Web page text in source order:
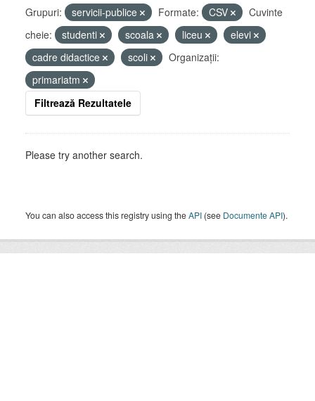
Grupuri: servicii-publice Formate: CSV
Cuvinte
cheie:
studenti scoala liceu
elevi
cadre didactice
scoli
Organizații:
primariatm
Filtrează Rezultatele
Please try another search.
You can also access this registry using theAPI (see Documente API).